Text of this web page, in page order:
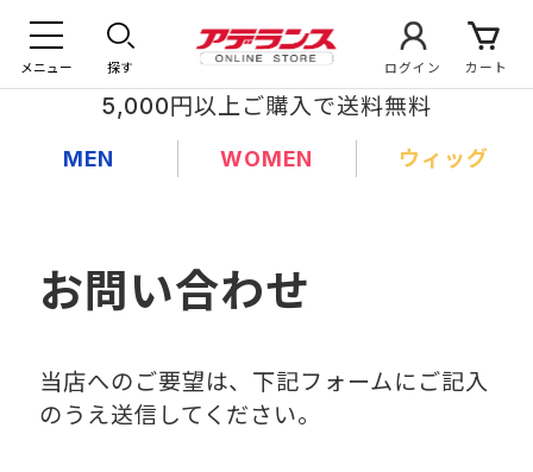
メニュー 探す ログイン カート
5,000円以上ご購入で送料無料
MEN WOMEN ウィッグ
お問い合わせ
当店へのご要望は、下記フォームにご記入
のうえ送信してください。